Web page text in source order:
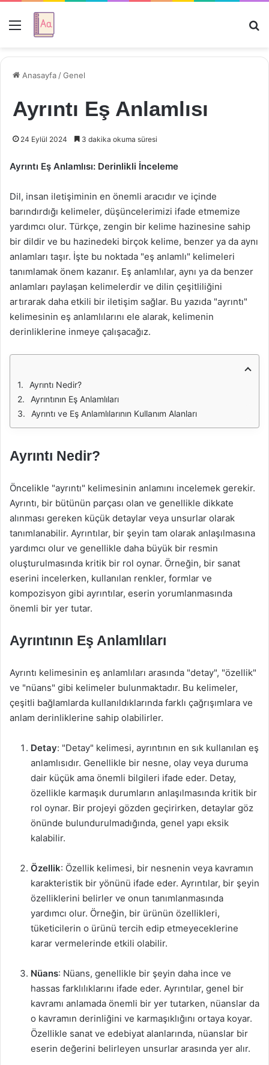
Menü
Anasayfa /Genel
Ayrıntı Eş Anlamlısı
24 Eylül 2024 3 dakika okuma süresi
Ayrıntı Eş Anlamlısı: Derinlikli İnceleme
Dil, insan iletişiminin en önemli aracıdır ve içinde
barındırdığı kelimeler, düşüncelerimizi ifade etmemize
yardımcı olur. Türkçe, zengin bir kelime hazinesine sahip
bir dildir ve bu hazinedeki birçok kelime, benzer ya da aynı
anlamları taşır. İşte bu noktada "eş anlamlı" kelimeleri
tanımlamak önem kazanır. Eş anlamlılar, aynı ya da benzer
anlamları paylaşan kelimelerdir ve dilin çeşitliliğini
artırarak daha etkili bir iletişim sağlar. Bu yazıda "ayrıntı"
kelimesinin eş anlamlılarını ele alarak, kelimenin
derinliklerine inmeye çalışacağız.
Ayrıntı Nedir?
Ayrıntının Eş Anlamlıları
Ayrıntı ve Eş Anlamlılarının Kullanım Alanları
Ayrıntı Nedir?
Öncelikle "ayrıntı" kelimesinin anlamını incelemek gerekir.
Ayrıntı, bir bütünün parçası olan ve genellikle dikkate
alınması gereken küçük detaylar veya unsurlar olarak
tanımlanabilir. Ayrıntılar, bir şeyin tam olarak anlaşılmasına
yardımcı olur ve genellikle daha büyük bir resmin
oluşturulmasında kritik bir rol oynar. Örneğin, bir sanat
eserini incelerken, kullanılan renkler, formlar ve
kompozisyon gibi ayrıntılar, eserin yorumlanmasında
önemli bir yer tutar.
Ayrıntının Eş Anlamlıları
Ayrıntı kelimesinin eş anlamlıları arasında "detay", "özellik"
ve "nüans" gibi kelimeler bulunmaktadır. Bu kelimeler,
çeşitli bağlamlarda kullanıldıklarında farklı çağrışımlara ve
anlam derinliklerine sahip olabilirler.
Detay: "Detay" kelimesi, ayrıntının en sık kullanılan eş
anlamlısıdır. Genellikle bir nesne, olay veya duruma
dair küçük ama önemli bilgileri ifade eder. Detay,
özellikle karmaşık durumların anlaşılmasında kritik bir
rol oynar. Bir projeyi gözden geçirirken, detaylar göz
önünde bulundurulmadığında, genel yapı eksik
kalabilir.
Özellik: Özellik kelimesi, bir nesnenin veya kavramın
karakteristik bir yönünü ifade eder. Ayrıntılar, bir şeyin
özelliklerini belirler ve onun tanımlanmasında
yardımcı olur. Örneğin, bir ürünün özellikleri,
tüketicilerin o ürünü tercih edip etmeyeceklerine
karar vermelerinde etkili olabilir.
Nüans: Nüans, genellikle bir şeyin daha ince ve
hassas farklılıklarını ifade eder. Ayrıntılar, genel bir
kavramı anlamada önemli bir yer tutarken, nüanslar da
o kavramın derinliğini ve karmaşıklığını ortaya koyar.
Özellikle sanat ve edebiyat alanlarında, nüanslar bir
eserin değerini belirleyen unsurlar arasında yer alır.